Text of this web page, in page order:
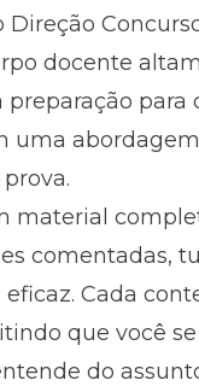
docente
uma
material
comentadas,
Cada
que você
do